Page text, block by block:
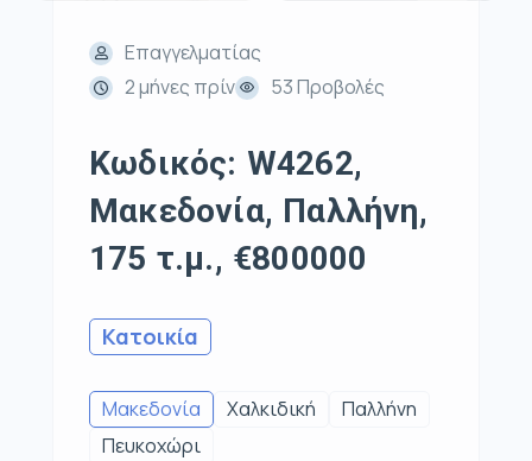
Επαγγελματίας
2 μήνες πρίν
53 Προβολές
Κωδικός: W4262,
Μακεδονία, Παλλήνη,
175 τ.μ., €800000
Κατοικία
Μακεδονία Χαλκιδική
Παλλήνη
Πευκοχώρι